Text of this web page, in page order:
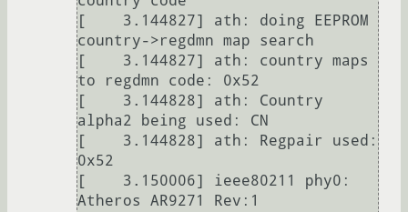
[    3.144827] ath: doing EEPROM
country->regdmn map search
[    3.144827] ath: country maps
to regdmn code: 0x52
[    3.144828] ath: Country
alpha2 being used: CN
[    3.144828] ath: Regpair used:
0x52
[    3.150006] ieee80211 phy0:
Atheros AR9271 Rev:1